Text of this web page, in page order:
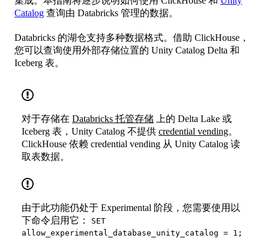
Catalog 查询由 Databricks 管理的数据。
Databricks 的湖仓支持多种数据格式。借助 ClickHouse，
您可以查询使用外部存储位置的 Unity Catalog Delta 和
Iceberg 表。
对于存储在 Databricks 托管存储 上的 Delta Lake 或
Iceberg 表，Unity Catalog 不提供 credential vending。
ClickHouse 依赖 credential vending 从 Unity Catalog 读
取表数据。
由于此功能仍处于 Experimental 阶段，您需要使用以
下命令启用它：
SET
allow_experimental_database_unity_catalog = 1;